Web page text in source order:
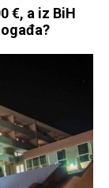
€, a iz BiH